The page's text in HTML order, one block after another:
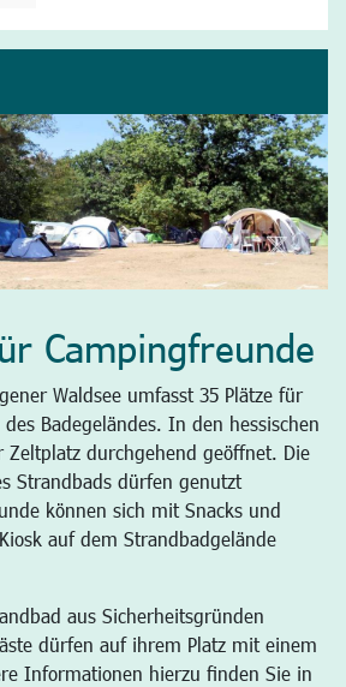
Campingfreunde
Waldsee umfasst 35 Plätze für
Badegeländes. In den hessischen
Zeltplatz durchgehend geöffnet. Die
Strandbads dürfen genutzt
können sich mit Snacks und
auf dem Strandbadgelände
aus Sicherheitsgründen
dürfen auf ihrem Platz mit einem
Informationen hierzu finden Sie in